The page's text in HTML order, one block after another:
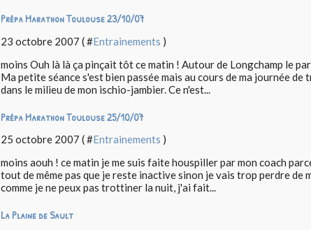
Prépa Marathon Toulouse 23/10/07
23 octobre 2007 ( #Entrainements )
moins Ouh là là ça pinçait tôt ce matin ! Autour de Longchamp le
Ma petite séance s'est bien passée mais au cours de ma journée
dans le milieu de mon ischio-jambier. Ce n'est...
Prépa Marathon Toulouse 25/10/07
25 octobre 2007 ( #Entrainements )
moins aouh ! ce matin je me suis faite houspiller par mon coach
tout de même pas que je reste inactive sinon je vais trop perdre de
comme je ne peux pas trottiner la nuit, j'ai fait...
La Plaine de Sault